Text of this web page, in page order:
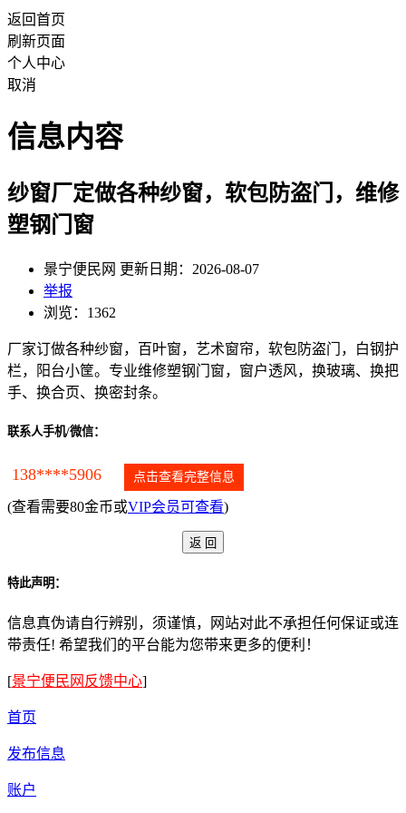
返回首页
刷新页面
个人中心
取消
信息内容
纱窗厂定做各种纱窗，软包防盗门，维修
塑钢门窗
景宁便民网 更新日期：2026-08-07
举报
浏览：1362
厂家订做各种纱窗，百叶窗，艺术窗帘，软包防盗门，白钢护
栏，阳台小筐。专业维修塑钢门窗，窗户透风，换玻璃、换把
手、换合页、换密封条。
联系人手机/微信：
138****5906 点击查看完整信息
(查看需要80金币或VIP会员可查看)
特此声明：
信息真伪请自行辨别，须谨慎，网站对此不承担任何保证或连
带责任! 希望我们的平台能为您带来更多的便利！
[景宁便民网反馈中心]
首页
发布信息
账户